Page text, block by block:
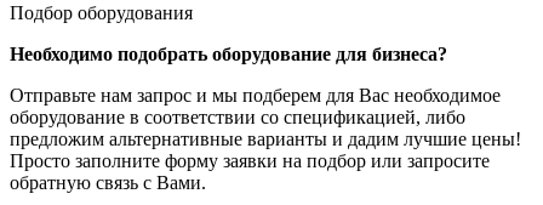
Подбор оборудования
Необходимо подобрать оборудование для бизнеса?
Отправьте нам запрос и мы подберем для Вас необходимое
оборудование в соответствии со спецификацией, либо
предложим альтернативные варианты и дадим лучшие цены!
Просто заполните форму заявки на подбор или запросите
обратную связь с Вами.